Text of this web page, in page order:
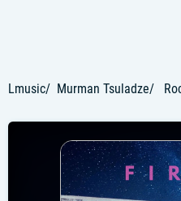
Lmusic Murman Tsuladze